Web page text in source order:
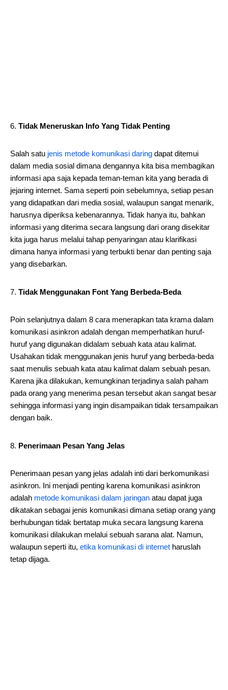
Tidak Meneruskan Info Yang Tidak Penting
Salah satu jenis metode komunikasi daring dapat ditemui
dalam media sosial dimana dengannya kita bisa membagikan
informasi apa saja kepada teman-teman kita yang berada di
jejaring internet. Sama seperti poin sebelumnya, setiap pesan
yang didapatkan dari media sosial, walaupun sangat menarik,
harusnya diperiksa kebenarannya. Tidak hanya itu, bahkan
informasi yang diterima secara langsung dari orang disekitar
kita juga harus melalui tahap penyaringan atau klarifikasi
dimana hanya informasi yang terbukti benar dan penting saja
yang disebarkan.
Tidak Menggunakan Font Yang Berbeda-Beda
Poin selanjutnya dalam 8 cara menerapkan tata krama dalam
komunikasi asinkron adalah dengan memperhatikan huruf-
huruf yang digunakan didalam sebuah kata atau kalimat.
Usahakan tidak menggunakan jenis huruf yang berbeda-beda
saat menulis sebuah kata atau kalimat dalam sebuah pesan.
Karena jika dilakukan, kemungkinan terjadinya salah paham
pada orang yang menerima pesan tersebut akan sangat besar
sehingga informasi yang ingin disampaikan tidak tersampaikan
dengan baik.
Penerimaan Pesan Yang Jelas
Penerimaan pesan yang jelas adalah inti dari berkomunikasi
asinkron. Ini menjadi penting karena komunikasi asinkron
adalah metode komunikasi dalam jaringan atau dapat juga
dikatakan sebagai jenis komunikasi dimana setiap orang yang
berhubungan tidak bertatap muka secara langsung karena
komunikasi dilakukan melalui sebuah sarana alat. Namun,
walaupun seperti itu, etika komunikasi di internet haruslah
tetap dijaga.